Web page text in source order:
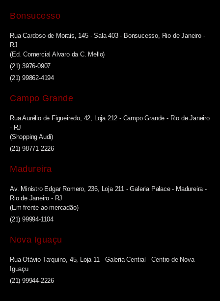
Bonsucesso
Rua Cardoso de Morais, 145 - Sala 403 - Bonsucesso, Rio de Janeiro -
RJ
(Ed. Comercial Alvaro da C. Mello)
(21) 3976-0907
(21) 99862-4194
Campo Grande
Rua Aurélio de Figueiredo, 42, Loja 212 - Campo Grande - Rio de Janeiro
- RJ
(Shopping Audi)
(21) 98771-2226
Madureira
Av. Ministro Edgar Romero, 236, Loja 211 - Galeria Palace - Madureira -
Rio de Janeiro - RJ
(Em frente ao mercadão)
(21) 99994-1104
Nova Iguaçu
Rua Otávio Tarquino, 45, Loja 11 - Galeria Central - Centro de Nova
Iguaçu
(21) 99944-2226